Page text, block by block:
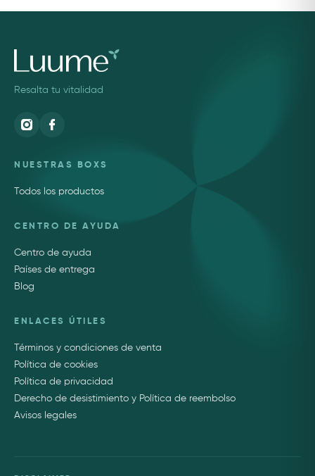
Resalta tu vitalidad
NUESTRAS BOXS
Todos los productos
CENTRO DE AYUDA
Centro de ayuda
Países de entrega
Blog
ENLACES ÚTILES
Términos y condiciones de venta
Política de cookies
Política de privacidad
Derecho de desistimiento y Política de reembolso
Avisos legales